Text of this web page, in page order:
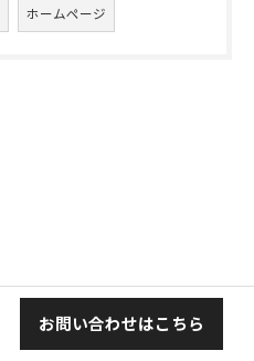
ホームページ
お問い合わせはこちら